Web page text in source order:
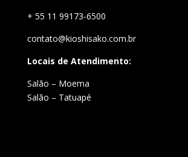
+ 55 11 99173-6500
contato@kioshisako.com.br
Locais de Atendimento:
Salão – Moema
Salão – Tatuapé